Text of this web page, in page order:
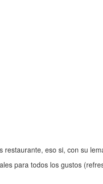
restaurante, eso si, con su
para todos los gustos